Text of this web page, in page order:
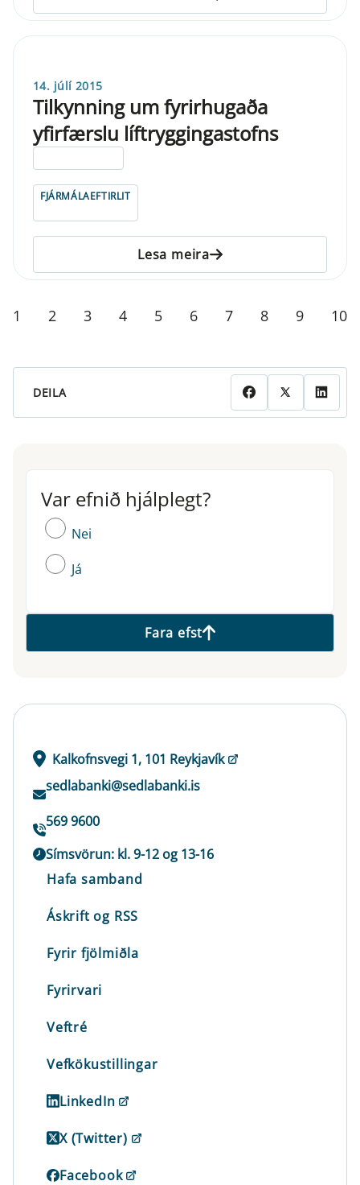
14. júlí 2015
Tilkynning um fyrirhugaða
yfirfærslu líftryggingastofns
FJÁRMÁLAEFTIRLIT
Lesa meira
1 2 3 4 5 6 7 8 9 10
DEILA
Var efnið hjálplegt?
Var efnið hjálplegt?
Nei
Já
Fara efst
Kalkofnsvegi 1, 101 Reykjavík
sedlabanki@sedlabanki.is
569 9600
Símsvörun: kl. 9-12 og 13-16
Hafa samband
Áskrift og RSS
Fyrir fjölmiðla
Fyrirvari
Veftré
Vefkökustillingar
LinkedIn
X (Twitter)
Facebook